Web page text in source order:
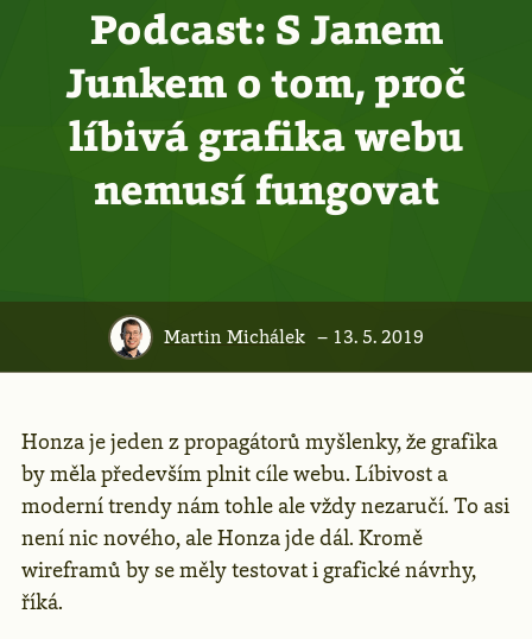
Podcast: S Janem
Junkem o tom, proč
líbivá grafika webu
nemusí fungovat
Martin Michálek – 13. 5. 2019
Honza je jeden z propagátorů myšlenky, že grafika
by měla především plnit cíle webu. Líbivost a
moderní trendy nám tohle ale vždy nezaručí. To asi
není nic nového, ale Honza jde dál. Kromě
wireframů by se měly testovat i grafické návrhy,
říká.